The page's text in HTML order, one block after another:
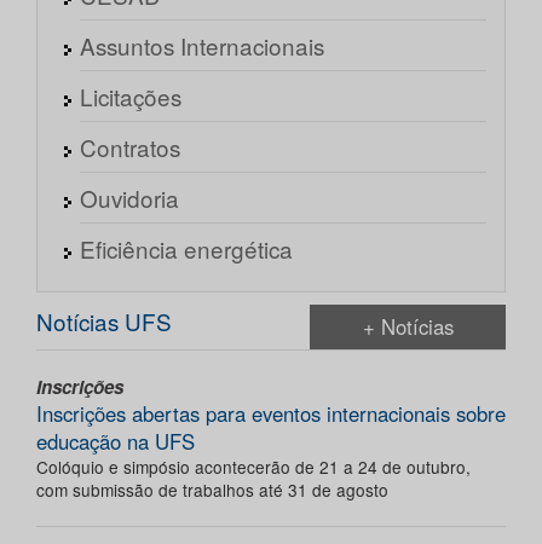
Assuntos Internacionais
Licitações
Contratos
Ouvidoria
Eficiência energética
Notícias UFS + Notícias
Inscrições
Inscrições abertas para eventos internacionais sobre
educação na UFS
Colóquio e simpósio acontecerão de 21 a 24 de outubro,
com submissão de trabalhos até 31 de agosto